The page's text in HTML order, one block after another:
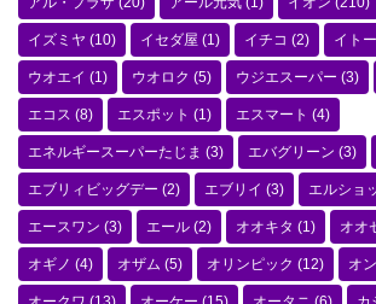
イズミヤ (10) イセダ屋 (1) イチコ (2) イト
ウオエイ (1) ウオロク (5) ウジエスーパー (3)
エコス (8) エスポット (1) エスマート (4)
エネルギースーパーたじま (3) エバグリーン (3)
エブリィビッグデー (2) エブリイ (3) エルショ
エースワン (3) エール (2) オオキタ (1) オオ
オギノ (4) オザム (5) オリンピック (12) オ